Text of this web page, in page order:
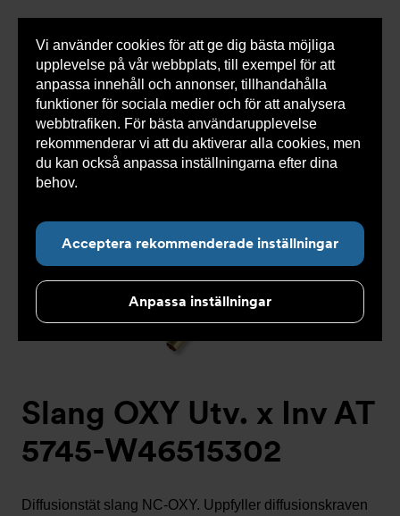
Vi använder cookies för att ge dig bästa möjliga
upplevelse på vår webbplats, till exempel för att
anpassa innehåll och annonser, tillhandahålla
funktioner för sociala medier och för att analysera
webbtrafiken. För bästa användarupplevelse
rekommenderar vi att du aktiverar alla cookies, men
du kan också anpassa inställningarna efter dina
behov.
Acceptera rekommenderade inställningar
Anpassa inställningar
0 varorSnabborder
Du
här:
Armatec > Produkter > Kyla > Slang >
Slang
OXY
> Slang OXY AT 5745- >
Slang OXY Utv. x Inv AT
5745-W46515302
Slang OXY Utv. x Inv AT
5745-W46515302
Diffusionstät slang NC-OXY. Uppfyller diffusionskraven